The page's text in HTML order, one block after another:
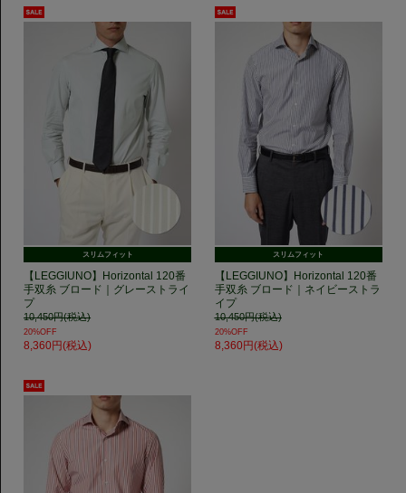
スリムフィット
【LEGGIUNO】Horizontal 120番
手双糸 ブロード｜グレーストライ
プ
10,450円(税込)
20%OFF
8,360円(税込)
スリムフィット
【LEGGIUNO】Horizontal 120番
手双糸 ブロード｜ネイビーストラ
イプ
10,450円(税込)
20%OFF
8,360円(税込)